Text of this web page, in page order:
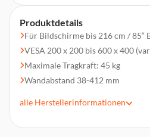
Produktdetails
Für Bildschirme bis 216 cm / 85“
VESA 200 x 200 bis 600 x 400
Maximale Tragkraft: 45 kg
Wandabstand 38-412 mm
alle Herstellerinformationen